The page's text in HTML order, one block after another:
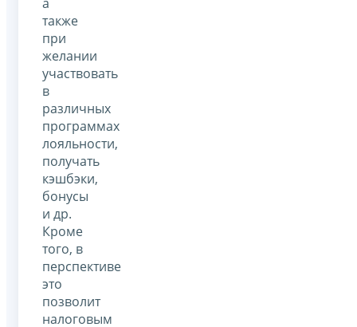
также
при
желании
участвовать
в
различных
программах
лояльности,
получать
кэшбэки,
бонусы
и др.
Кроме
того, в
перспективе
это
позволит
налоговым